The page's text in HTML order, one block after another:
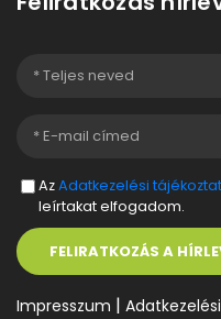
AzAdatkezelési
leírtakat elfogadom.
FELIRATKOZÁS A
Impresszum |